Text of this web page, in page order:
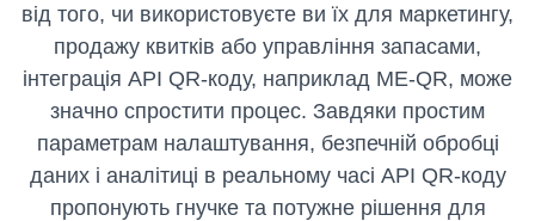
від того, чи використовуєте ви їх для маркетингу,
продажу квитків або управління запасами,
інтеграція API QR-коду, наприклад ME-QR, може
значно спростити процес. Завдяки простим
параметрам налаштування, безпечній обробці
даних і аналітиці в реальному часі API QR-коду
пропонують гнучке та потужне рішення для